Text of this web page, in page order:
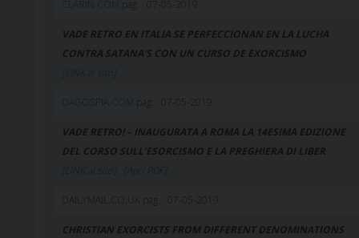
CLARIN.COM pag. · 07-05-2019
VADE RETRO EN ITALIA SE PERFECCIONAN EN LA LUCHA
CONTRA SATANA’S CON UN CURSO DE EXORCISMO
[LINK al sito]
DAGOSPIA.COM pag. · 07-05-2019
VADE RETRO! – INAUGURATA A ROMA LA 14ESIMA EDIZIONE
DEL CORSO SULL’ESORCISMO E LA PREGHIERA DI LIBER
[LINK al sito]
[Apri PDF]
DAILYMAIL.CO.UK pag. · 07-05-2019
CHRISTIAN EXORCISTS FROM DIFFERENT DENOMINATIONS